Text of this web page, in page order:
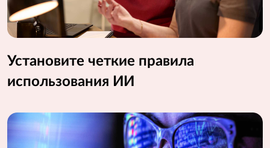
Установите четкие правила
использования ИИ